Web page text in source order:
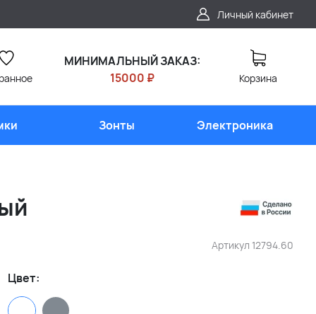
Личный кабинет
МИНИМАЛЬНЫЙ ЗАКАЗ:
15000 ₽
Корзина
Зонты Электроника
Артикул 12794.60
Цвет: